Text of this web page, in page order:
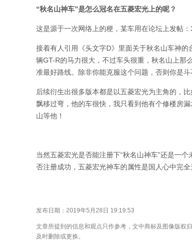
“秋名山神车”是怎么冠名在五菱宏光上的呢？
这是源于一次网络上的梗，某车用在论坛上发帖
接着有人引用《头文字D》里面关于秋名山车神
辆GT-R的马力很大，不过车头很重，秋名山上那
准最好路线。除非你能克服这个问题，否则你是
后续衍生出很多版本都是以五菱宏光为主角的，
飘移过弯，他的车很快，我只看到他有个修楼房
山等他！
当然五菱宏光是否能注册下“秋名山神车”还是一
否注册成功，五菱宏光神车的属性是国人心中完全
发布日期：2019年5月28日 19:19:53
文章所提到的信息和观点只作参考，文中商标及图像版权
及时删除或更换。